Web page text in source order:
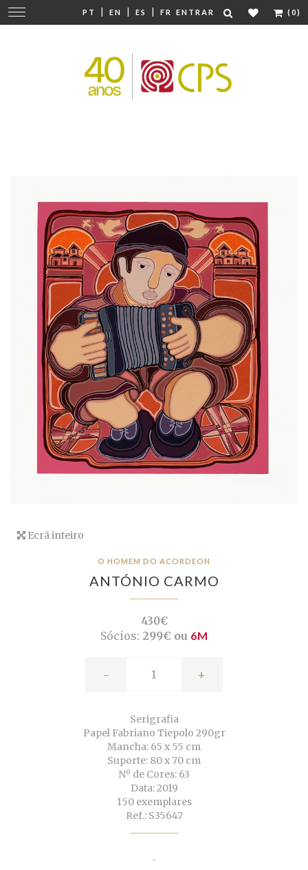
PT | EN | ES | FR ENTRAR (0)
Mudar
navegação
Ecrã inteiro
O HOMEM DO ACORDEON
ANTÓNIO CARMO
430€
Sócios: 299€ ou 6M
- +
Serigrafia
Papel Fabriano Tiepolo 290gr
Mancha: 65 x 55 cm
Suporte: 80 x 70 cm
Nº de Cores: 63
Data: 2019
150 exemplares
Ref.: S35647